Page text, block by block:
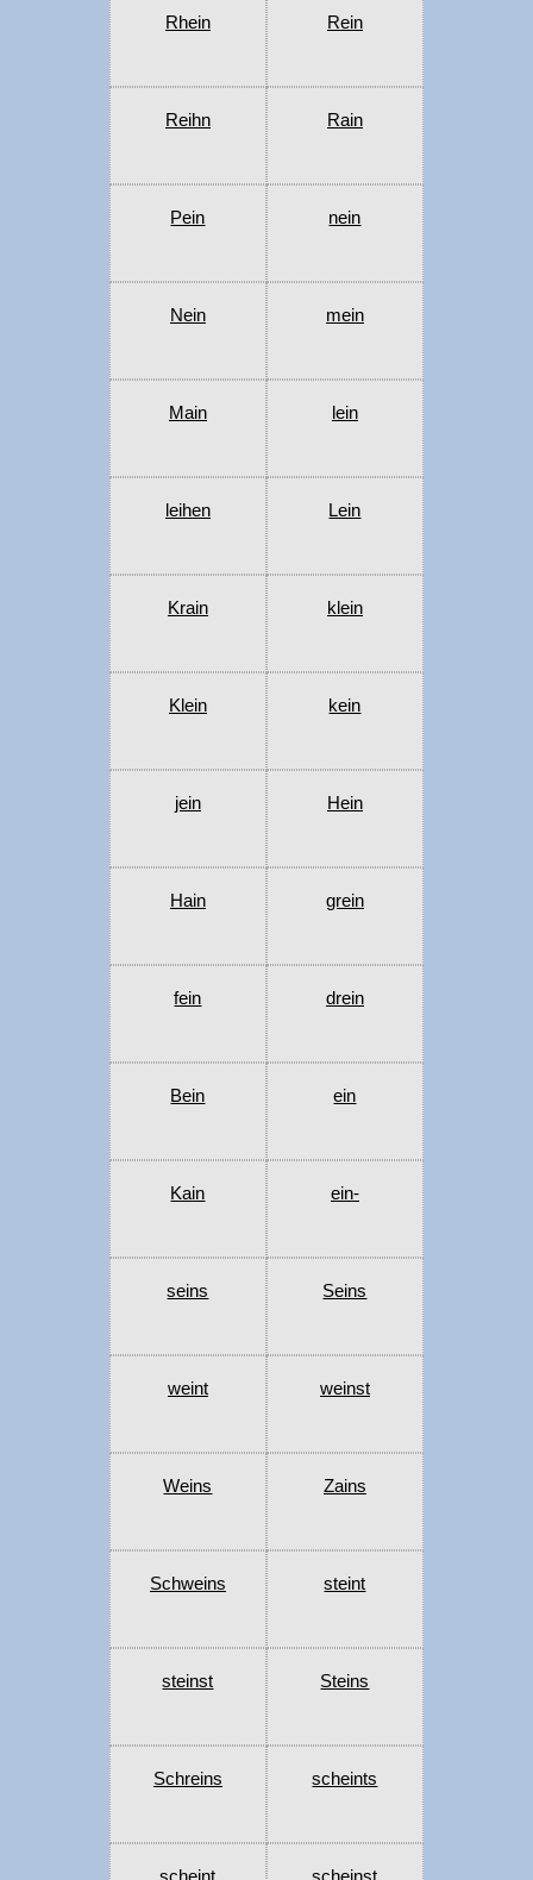
Rhein Rein
Reihn Rain
Pein nein
Nein mein
Main lein
leihen Lein
Krain klein
Klein kein
jein Hein
Hain grein
fein drein
Bein ein
Kain ein-
seins Seins
weint weinst
Weins Zains
Schweins steint
steinst Steins
Schreins scheints